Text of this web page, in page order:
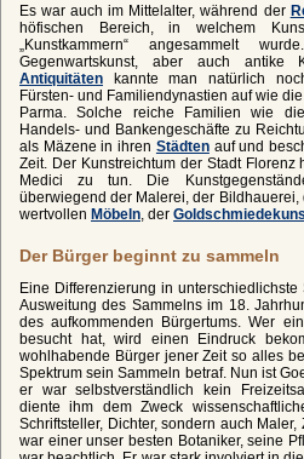
Es war auch im Mittelalter, während der
höfischen Bereich, in welchem
„Kunstkammern“ angesammelt
Gegenwartskunst, aber auch antike
Antiquitäten kannte man natürlich
Fürsten- und Familiendynastien auf wie
Parma. Solche reiche Familien wie
Handels- und Bankengeschäfte zu
als Mäzene in ihren Städtenauf und
Zeit. Der Kunstreichtum der Stadt
Medici zu tun. Die
überwiegend der Malerei, der Bildhauerei,
wertvollen Möbeln , der
Der Bürger beginnt zu sammeln
Eine Differenzierung in
Ausweitung des Sammelns im 18.
des aufkommenden Bürgertums. Wer
besucht hat, wird einen Eindruck
wohlhabende Bürger jener Zeit so alles
Spektrum sein Sammeln betraf. Nun ist
er war selbstverständlich kein
diente ihm dem Zweck
Schriftsteller, Dichter, sondern auch
war einer unser besten Botaniker, seine